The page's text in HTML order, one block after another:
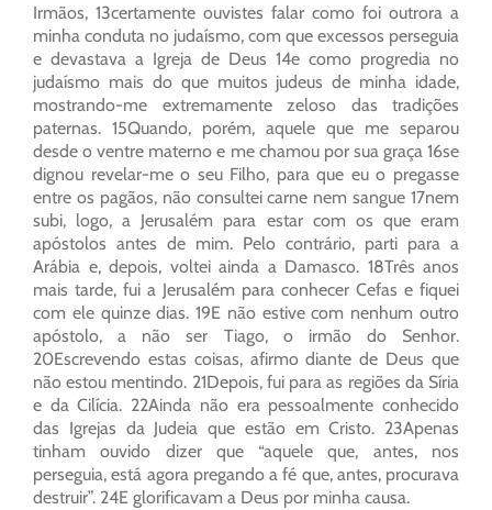
Irmãos, 13certamente ouvistes falar como foi outrora a
minha conduta no judaísmo, com que excessos perseguia
e devastava a Igreja de Deus 14e como progredia no
judaísmo mais do que muitos judeus de minha idade,
mostrando-me extremamente zeloso das tradições
paternas. 15Quando, porém, aquele que me separou
desde o ventre materno e me chamou por sua graça 16se
dignou revelar-me o seu Filho, para que eu o pregasse
entre os pagãos, não consultei carne nem sangue 17nem
subi, logo, a Jerusalém para estar com os que eram
apóstolos antes de mim. Pelo contrário, parti para a
Arábia e, depois, voltei ainda a Damasco. 18Três anos
mais tarde, fui a Jerusalém para conhecer Cefas e fiquei
com ele quinze dias. 19E não estive com nenhum outro
apóstolo, a não ser Tiago, o irmão do Senhor.
20Escrevendo estas coisas, afirmo diante de Deus que
não estou mentindo. 21Depois, fui para as regiões da Síria
e da Cilícia. 22Ainda não era pessoalmente conhecido
das Igrejas da Judeia que estão em Cristo. 23Apenas
tinham ouvido dizer que “aquele que, antes, nos
perseguia, está agora pregando a fé que, antes, procurava
destruir”. 24E glorificavam a Deus por minha causa.